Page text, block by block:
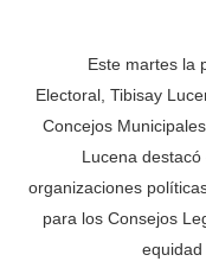
Este martes la
Electoral, Tibisay
Concejos
Lucena
organizaciones
para los Consejos